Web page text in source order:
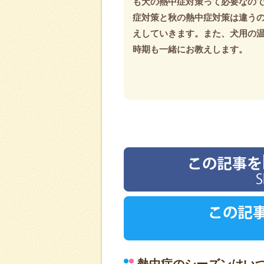
症対策と秋の熱中症対策は違う
えしていきます。また、犬用の
時期も一緒にお教えします。